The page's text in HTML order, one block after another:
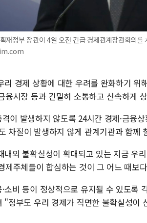
재정부 장관이 4일 오전 긴급 경제관계장관회의
리 경제 상황에 대한 우려를 완화하기 위
융시장 등과 긴밀히 소통하고 신속하게
이 발생하지 않도록 24시간 경제·금융
차질이 발생하지 않게 관계기관과 함께
내외 불확실성이 확대되고 있는 지금 우
제주체들이 합심하는 것이 그 어느 때보
소비 등이 정상적으로 유지될 수 있도록
"정부도 우리 경제가 직면한 불확실성이